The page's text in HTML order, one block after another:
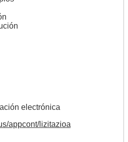
electrónica
appcont/lizitazioa